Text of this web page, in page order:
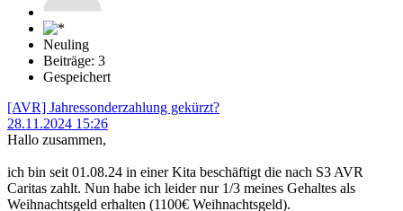
Neuling
Beiträge: 3
Gespeichert
[AVR] Jahressonderzahlung gekürzt?
28.11.2024 15:26
Hallo zusammen,
ich bin seit 01.08.24 in einer Kita beschäftigt die nach S3 AVR
Caritas zahlt. Nun habe ich leider nur 1/3 meines Gehaltes als
Weihnachtsgeld erhalten (1100€ Weihnachtsgeld).